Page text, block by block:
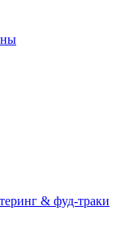
& фуд-траки